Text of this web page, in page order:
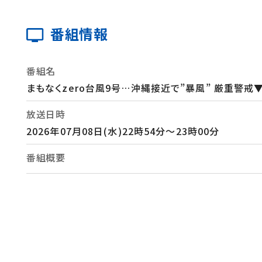
番組情報
番組名
まもなくzero台風9号…沖縄接近で”暴風” 厳重警戒
放送日時
2026年07月08日(水)22時54分～23時00分
番組概要